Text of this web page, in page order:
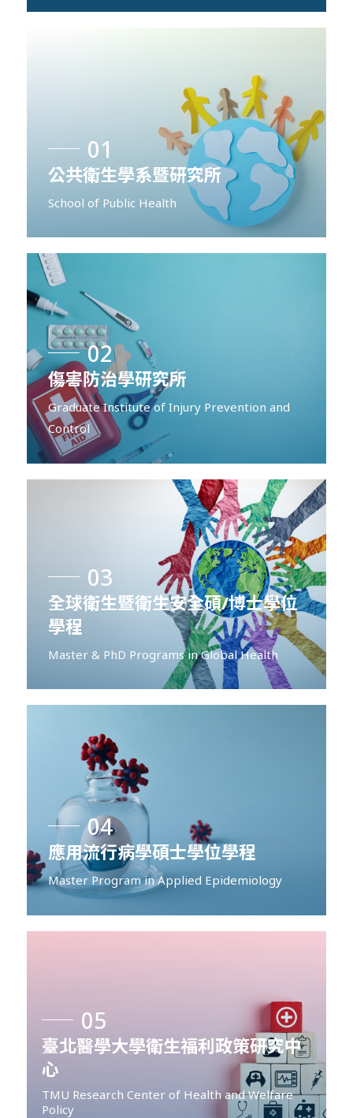
01
公共衛生學系暨研究所
School of Public Health
02
傷害防治學研究所
Graduate Institute of Injury Prevention and
Control
03
全球衛生暨衛生安全碩/博士學位
學程
Master & PhD Programs in Global Health
04
應用流行病學碩士學位學程
Master Program in Applied Epidemiology
05
臺北醫學大學衛生福利政策研究中
心
TMU Research Center of Health and Welfare
Policy